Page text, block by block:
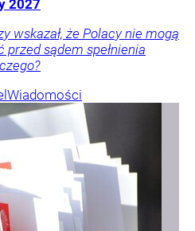
2027
wskazał, że Polacy nie mogą
sądem spełnienia
Wiadomości